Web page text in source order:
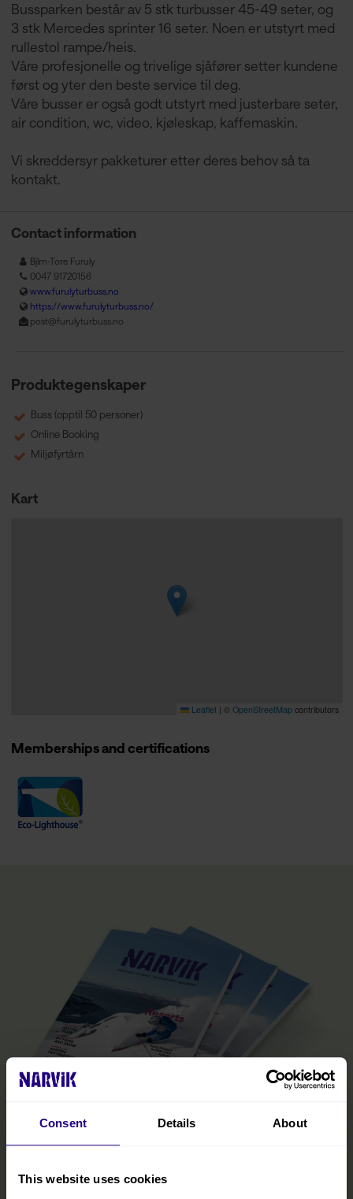
Consent Details About
This website uses cookies
Bussparken består av 5 stk turbusser 45-49 seter, og
3 stk Mercedes sprinter 16 seter. Noen er utstyrt med
rullestol rampe/heis.
Våre profesjonelle og trivelige sjåfører setter kundene
først og yter den beste service til deg.
Våre busser er også godt utstyrt med justerbare seter,
air condition, wc, video, kjøleskap, kaffemaskin.
Vi skreddersyr pakketurer etter deres behov så ta
kontakt.
Contact information
Bjlrn-Tore Furuly
0047 91720156
www.furulyturbuss.no
https://www.furulyturbuss.no/
post@furulyturbuss.no
Produktegenskaper
Buss (opptil 50 personer)
Online Booking
Miljøfyrtårn
Kart
Leaflet | © OpenStreetMapcontributors
Memberships and certifications
Den offisielle Narvik-guiden